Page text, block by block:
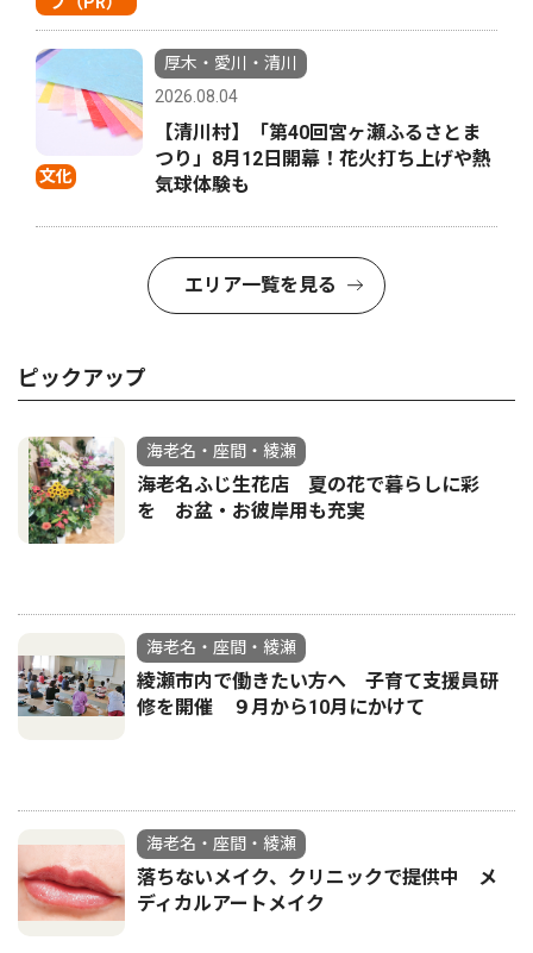
文化
厚木・愛川・清川
2026.08.04
【清川村】「第40回宮ヶ瀬ふるさとま
つり」8月12日開幕！花火打ち上げや熱
気球体験も
エリア一覧を見る
ピックアップ
海老名・座間・綾瀬
海老名ふじ生花店 夏の花で暮らしに彩
を お盆・お彼岸用も充実
海老名・座間・綾瀬
綾瀬市内で働きたい方へ 子育て支援員研
修を開催 ９月から10月にかけて
海老名・座間・綾瀬
落ちないメイク、クリニックで提供中 メ
ディカルアートメイク